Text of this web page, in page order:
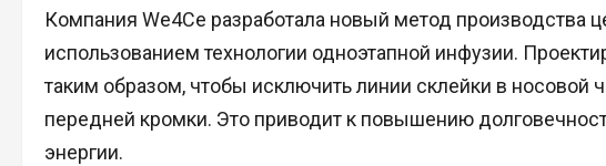
Компания We4Ce разработала новый метод производства
использованием технологии одноэтапной инфузии.
таким образом, чтобы исключить линии склейки в носовой
передней кромки. Это приводит к повышению
энергии.